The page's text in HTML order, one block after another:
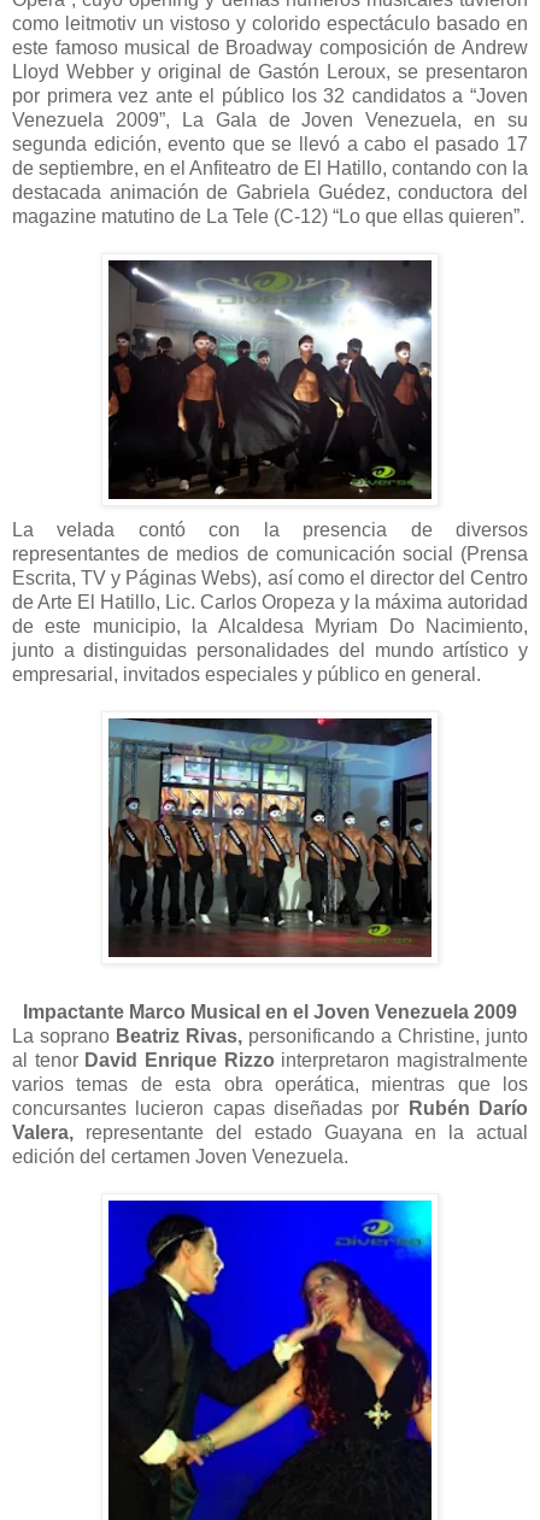
como leitmotiv un vistoso y colorido espectáculo basado en
este famoso musical de Broadway composición de Andrew
Lloyd Webber y original de Gastón Leroux, se presentaron
por primera vez ante el público los 32 candidatos a “Joven
Venezuela 2009”, La Gala de Joven Venezuela, en su
segunda edición, evento que se llevó a cabo el pasado 17
de septiembre, en el Anfiteatro de El Hatillo, contando con la
destacada animación de Gabriela Guédez, conductora del
magazine matutino de La Tele (C-12) “Lo que ellas quieren”.
La velada contó con la presencia de diversos
representantes de medios de comunicación social (Prensa
Escrita, TV y Páginas Webs), así como el director del Centro
de Arte El Hatillo, Lic. Carlos Oropeza y la máxima autoridad
de este municipio, la Alcaldesa Myriam Do Nacimiento,
junto a distinguidas personalidades del mundo artístico y
empresarial, invitados especiales y público en general.
Impactante Marco Musical en el Joven Venezuela 2009
La soprano Beatriz Rivas, personificando a Christine, junto
al tenor David Enrique Rizzo interpretaron magistralmente
varios temas de esta obra operática, mientras que los
concursantes lucieron capas diseñadas por
Rubén Darío
Valera, representante del estado Guayana en la actual
edición del certamen Joven Venezuela.